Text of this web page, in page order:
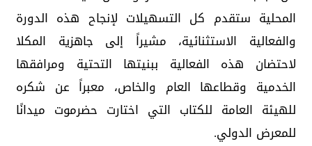
المحلية ستقدم كل التسهيلات لإنجاح هذه الدورة
والفعالية الاستثنائية، مشيراً إلى جاهزية المكلا
لاحتضان هذه الفعالية ببنيتها التحتية ومرافقها
الخدمية وقطاعها العام والخاص، معبراً عن شكره
للهيئة العامة للكتاب التي اختارت حضرموت ميدانًا
للمعرض الدولي.